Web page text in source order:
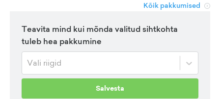
Kõik pakkumised
Teavita mind kui mõnda valitud sihtkohta
tuleb hea pakkumine
Vali riigid
Salvesta